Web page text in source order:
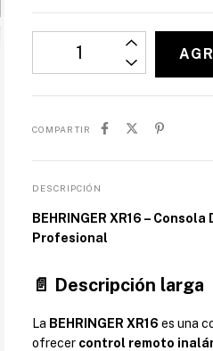
COMPARTIR
DESCRIPCIÓN
BEHRINGER XR16 –
Profesional
📄 Descripción larga
La BEHRINGER XR16 es una
ofrecer control remoto